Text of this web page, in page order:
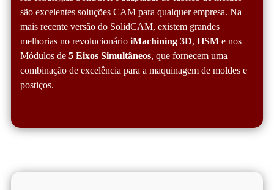
são excelentes soluções CAM para qualquer empresa. Na
mais recente versão do SolidCAM, existem grandes
melhorias no revolucionário iMachining 3D, HSM e nos
Módulos de 5 Eixos Simultâneos, que fornecem uma
combinação de excelência para a maquinagem de moldes e
postiços.